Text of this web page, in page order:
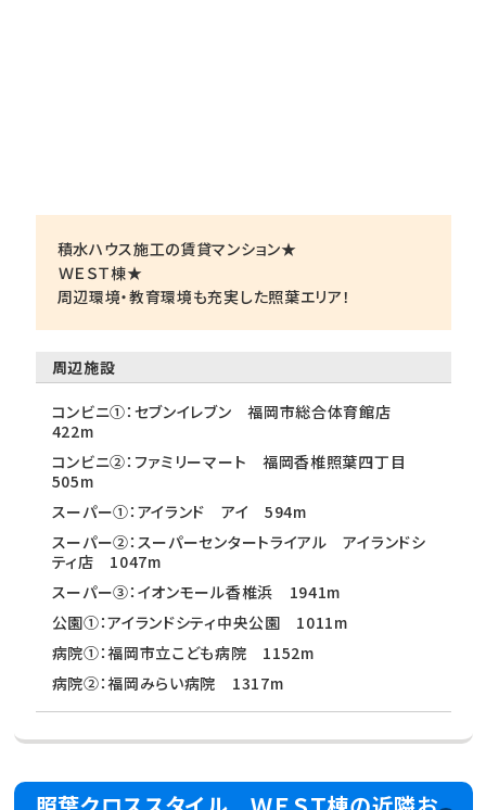
積水ハウス施工の賃貸マンション★
ＷＥＳＴ棟★
周辺環境・教育環境も充実した照葉エリア！
周辺施設
コンビニ①：セブンイレブン 福岡市総合体育館店
422m
コンビニ②：ファミリーマート 福岡香椎照葉四丁目
505m
スーパー①：アイランド アイ 594m
スーパー②：スーパーセンタートライアル アイランドシ
ティ店 1047m
スーパー③：イオンモール香椎浜 1941m
公園①：アイランドシティ中央公園 1011m
病院①：福岡市立こども病院 1152m
病院②：福岡みらい病院 1317m